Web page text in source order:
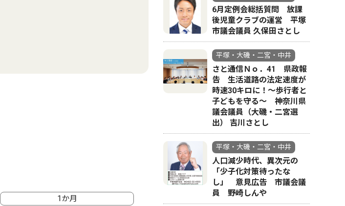
1か月
6月定例会総括質問 放課
後児童クラブの運営 平塚
市議会議員 久保田さとし
平塚・大磯・二宮・中井
さと通信Ｎｏ．41 県政報
告 生活道路の法定速度が
時速30キロに！〜歩行者と
子どもを守る〜 神奈川県
議会議員（大磯・二宮選
出） 吉川さとし
平塚・大磯・二宮・中井
人口減少時代、異次元の
「少子化対策待ったな
し」 意見広告 市議会議
員 野崎しんや